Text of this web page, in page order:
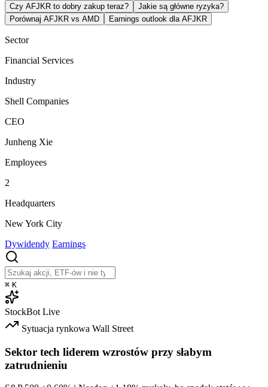
Czy AFJKR to dobry zakup teraz?
Jakie są główne ryzyka?
Porównaj AFJKR vs AMD
Earnings outlook dla AFJKR
Sector
Financial Services
Industry
Shell Companies
CEO
Junheng Xie
Employees
2
Headquarters
New York City
Dywidendy Earnings
⌘ K
StockBot Live
Sytuacja rynkowa Wall Street
Sektor tech liderem wzrostów przy słabym
zatrudnieniu